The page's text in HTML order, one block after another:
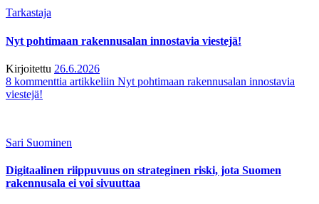
Tarkastaja
Nyt pohtimaan rakennusalan innostavia viestejä!
Kirjoitettu 26.6.2026
8 kommenttia artikkeliin Nyt pohtimaan rakennusalan innostavia
viestejä!
Sari Suominen
Digitaalinen riippuvuus on strateginen riski, jota Suomen
rakennusala ei voi sivuuttaa